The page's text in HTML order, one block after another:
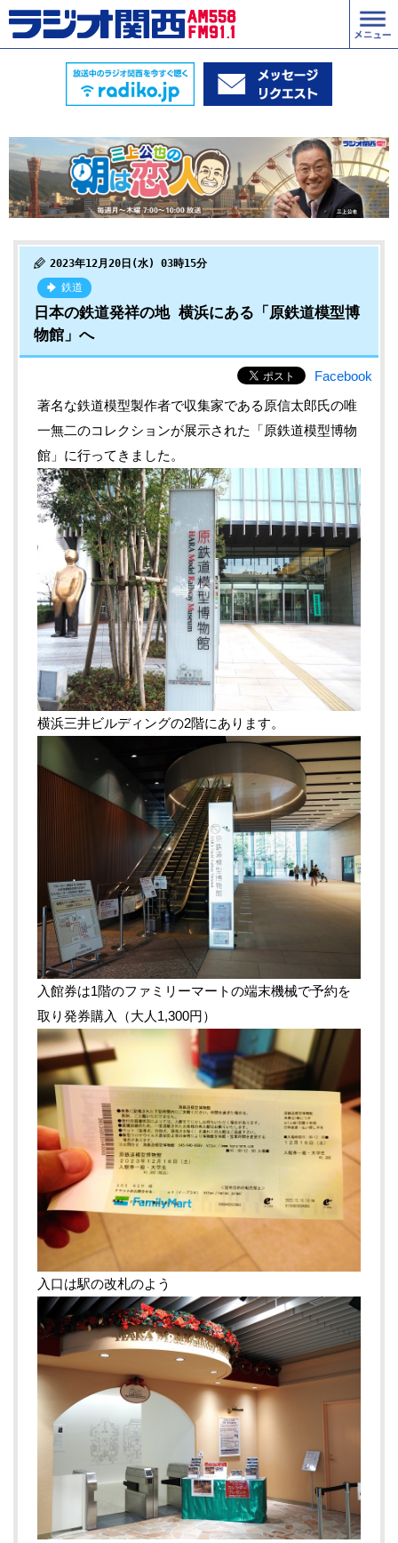
2023年12月20日(水) 03時15分
鉄道
日本の鉄道発祥の地 横浜にある「原鉄道模型博
物館」へ
Facebook
著名な鉄道模型製作者で収集家である原信太郎氏の唯
一無二のコレクションが展示された「原鉄道模型博物
館」に行ってきました。
横浜三井ビルディングの2階にあります。
入館券は1階のファミリーマートの端末機械で予約を
取り発券購入（大人1,300円）
入口は駅の改札のよう